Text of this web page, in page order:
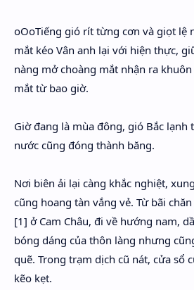
oOoTiếng gió rít từng cơn và giọt lệ
mắt kéo Vân anh lại với hiện thực,
nàng mở choàng mắt nhận ra
mắt từ bao giờ.
Giờ đang là mùa đông, gió Bắc lạnh
nước cũng đóng thành băng.
Nơi biên ải lại càng khắc nghiệt,
cũng hoang tàn vắng vẻ. Từ bãi
[1] ở Cam Châu, đi về hướng nam,
bóng dáng của thôn làng nhưng
quẽ. Trong trạm dịch cũ nát, cửa sổ
kẽo kẹt.